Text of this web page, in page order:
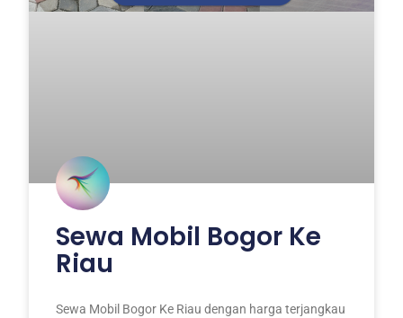
Sewa Mobil Bogor Ke
Riau
Sewa Mobil Bogor Ke Riau dengan harga terjangkau